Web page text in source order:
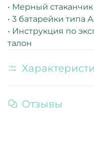
• Мерный стаканчик
• 3 батарейки типа
• Инструкция по
талон
Отзывы